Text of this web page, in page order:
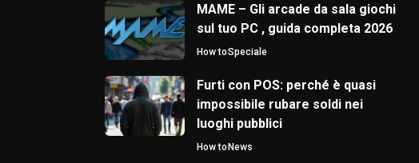
MAME – Gli arcade da sala giochi
sul tuo PC , guida completa 2026
How toSpeciale
Furti con POS: perché è quasi
impossibile rubare soldi nei
luoghi pubblici
How toNews